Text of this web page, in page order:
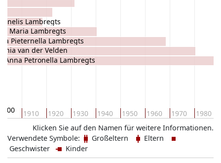
1910 1920 1930 1940 1950 1960 1970 1980
Lambregts
Maria Lambregts
Pieternella Lambregts
van der Velden
Anna Petronella Lambregts
Klicken Sie auf den Namen für weitere Informationen.
Verwendete Symbole:
Großeltern
Eltern
Geschwister
Kinder